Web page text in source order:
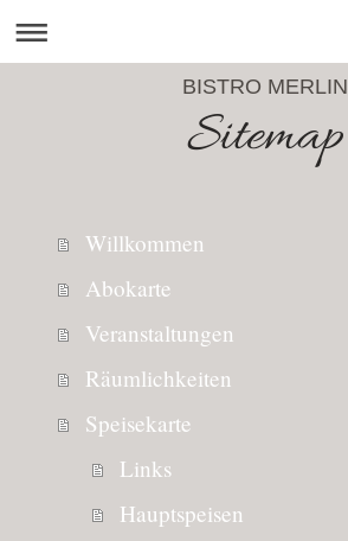
BISTRO MERLIN
Sitemap
Willkommen
Abokarte
Veranstaltungen
Räumlichkeiten
Speisekarte
Links
Hauptspeisen